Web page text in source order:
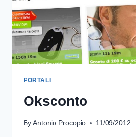
PORTALI
Oksconto
By Antonio Procopio 11/09/2012